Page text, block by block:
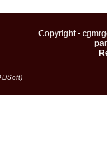
Copyright -